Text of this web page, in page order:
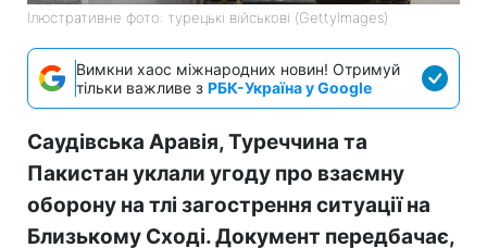
Ілюстративне фото: турецькі військові (GettyImages)
Вимкни хаос міжнародних новин! Отримуй
тільки важливе з РБК-Україна у Google
Саудівська Аравія, Туреччина та
Пакистан уклали угоду про взаємну
оборону на тлі загострення ситуації на
Близькому Сході. Документ передбачає,